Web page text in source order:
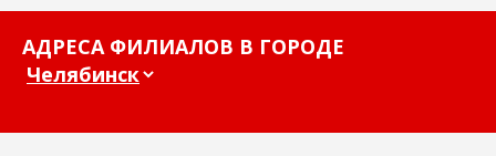
АДРЕСА ФИЛИАЛОВ В ГОРОДЕ